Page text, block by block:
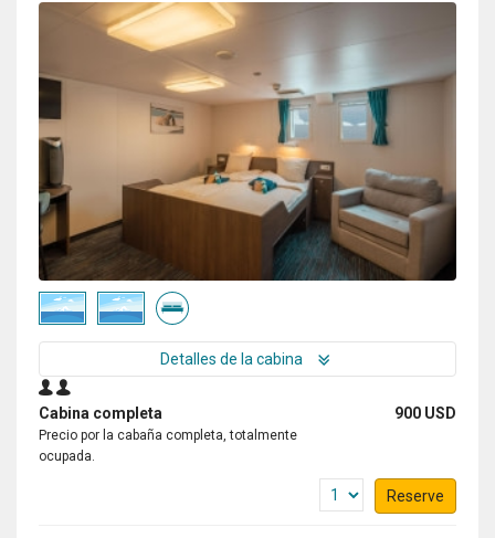
Detalles de la cabina
Cabina completa 900 USD
Precio por la cabaña completa, totalmente
ocupada.
Reserve